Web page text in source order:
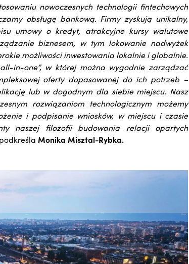
nowoczesnych technologii fintechowych
obsługę bankową. Firmy zyskują unikalny,
umowy o kredyt, atrakcyjne kursy walutowe
biznesem, w tym lokowanie nadwyżek
możliwości inwestowania lokalnie i globalnie.
in-one”, w której można wygodnie zarządzać
oferty dopasowanej do ich potrzeb –
lub w dogodnym dla siebie miejscu. Nasz
rozwiązaniom technologicznym możemy
i podpisanie wniosków, w miejscu i czasie
naszej filozofii budowania relacji opartych
Monika Misztal-Rybka.